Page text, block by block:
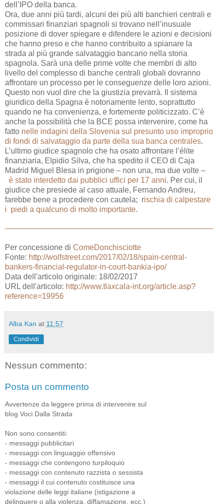
dell’IPO della banca.
Ora, due anni più tardi, alcuni dei più alti banchieri centrali e
commissari finanziari spagnoli si trovano nell’inusuale
posizione di dover spiegare e difendere le azioni e decisioni
che hanno preso e che hanno contribuito a spianare la
strada al più grande salvataggio bancario nella storia
spagnola. Sarà una delle prime volte che membri di alto
livello del complesso di banche centrali globali dovranno
affrontare un processo per le conseguenze delle loro azioni.
Questo non vuol dire che la giustizia prevarrà. Il sistema
giuridico della Spagna è notoriamente lento, soprattutto
quando ne ha convenienza, e fortemente politicizzato. C’è
anche la possibilità che la BCE possa intervenire, come ha
fatto nelle indagini della Slovenia sul presunto uso improprio
di fondi di salvataggio da parte della sua banca centrales.
L’ultimo giudice spagnolo che ha osato affrontare l’élite
finanziaria, Elpidio Silva, che ha spedito il CEO di Caja
Madrid Miguel Blesa in prigione – non una, ma due volte –
è stato interdetto dai pubblici uffici per 17 anni. Per cui, il
giudice che presiede al caso attuale, Fernando Andreu,
farebbe bene a procedere con cautela; rischia di calpestare
i piedi a qualcuno di molto importante.
Per concessione di ComeDonchisciotte
Fonte: http://wolfstreet.com/2017/02/18/spain-central-
bankers-financial-regulator-in-court-bankia-ipo/
Data dell'articolo originale: 18/02/2017
URL dell'articolo: http://www.tlaxcala-int.org/article.asp?
reference=19956
Alba Kan at 11:57
Condividi
Nessun commento:
Posta un commento
Avvertenze da leggere prima di intervenire sul
blog Voci Dalla Strada
Non sono consentiti:
- messaggi pubblicitari
- messaggi con linguaggio offensivo
- messaggi che contengono turpiloquio
- messaggi con contenuto razzista o sessista
- messaggi il cui contenuto costituisce una
violazione delle leggi italiane (istigazione a
delinquere o alla violenza, diffamazione, ecc.)